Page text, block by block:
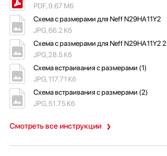
Смотреть все инструкции
PDF, 9.67 Мб
Схема с размерами для Neff N29HA11Y2
JPG, 66.2 Кб
Схема с размерами для Neff N29HA11Y2 2
JPG, 28.5 Кб
Схема встраивания с размерами (1)
JPG, 117.71 Кб
Схема встраивания с размерами (2)
JPG, 51.75 Кб